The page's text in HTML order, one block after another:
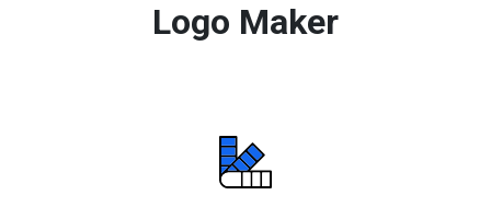
Logo Maker